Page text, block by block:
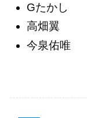
Gたかし
高畑翼
今泉佑唯